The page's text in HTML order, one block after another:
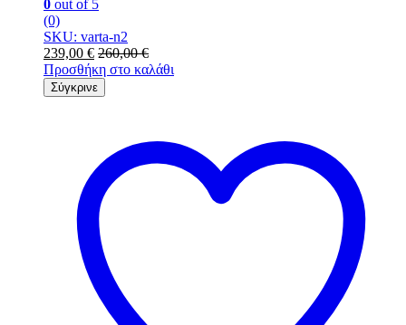
0 out of 5
(0)
SKU: varta-n2
239,00 € 260,00€
Προσθήκη στο καλάθι
Σύγκρινε